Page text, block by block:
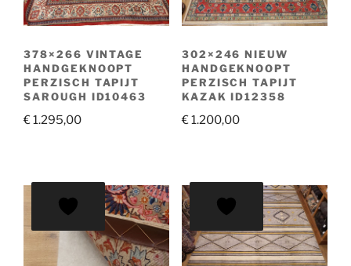
378×266 VINTAGE
HANDGEKNOOPT
PERZISCH TAPIJT
SAROUGH ID10463
€1.295,00
302×246 NIEUW
HANDGEKNOOPT
PERZISCH TAPIJT
KAZAK ID12358
€1.200,00